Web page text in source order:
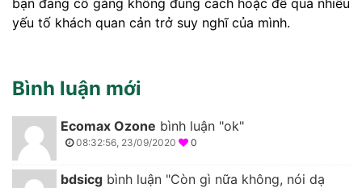
yếu tố khách quan cản trở suy nghĩ của mình.
Bình luận mới
Ecomax Ozone bình luận "ok"
08:32:56, 23/09/2020 0
bdsicg bình luận "Còn gì nữa không, nói dạ